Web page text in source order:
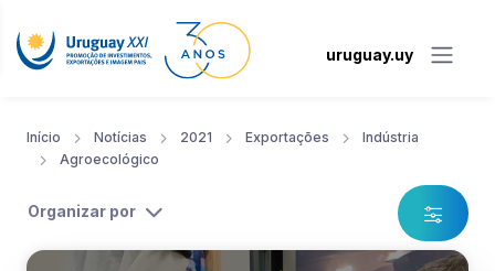
uruguay.uy
Início Notícias 2021 Exportações
Indústria
Agroecológico
Organizar por